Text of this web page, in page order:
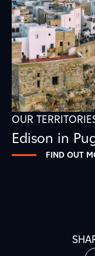
OUR
Edison in
FIND OUT